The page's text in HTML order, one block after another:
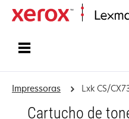
Impressoras Lxk CS/
Cartucho de